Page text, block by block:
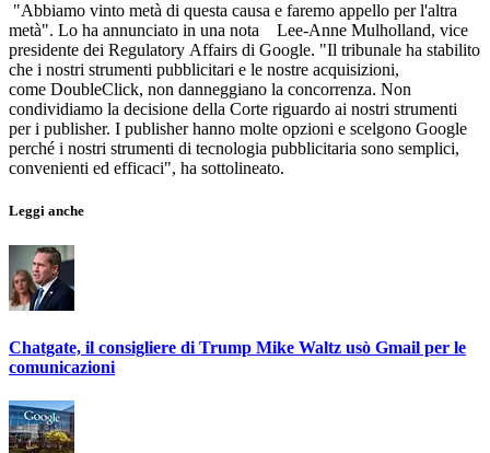
"Abbiamo vinto metà di questa causa e faremo appello per l'altra
metà". Lo ha annunciato in una nota Lee-Anne Mulholland, vice
presidente dei Regulatory Affairs di Google. "Il tribunale ha stabilito
che i nostri strumenti pubblicitari e le nostre acquisizioni,
come DoubleClick, non danneggiano la concorrenza. Non
condividiamo la decisione della Corte riguardo ai nostri strumenti
per i publisher. I publisher hanno molte opzioni e scelgono Google
perché i nostri strumenti di tecnologia pubblicitaria sono semplici,
convenienti ed efficaci", ha sottolineato.
Leggi anche
Chatgate, il consigliere di Trump Mike Waltz usò Gmail per le
comunicazioni